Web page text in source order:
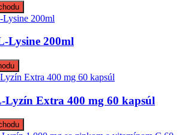
Lysine 200ml
Lyzín Extra 400 mg 60 kapsúl